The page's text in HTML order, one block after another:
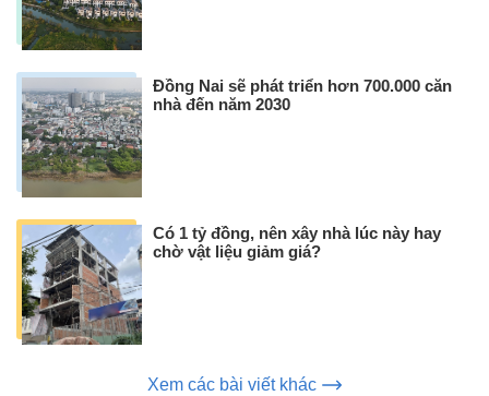
Đồng Nai sẽ phát triển hơn 700.000 căn
nhà đến năm 2030
Có 1 tỷ đồng, nên xây nhà lúc này hay
chờ vật liệu giảm giá?
Xem các bài viết khác